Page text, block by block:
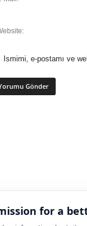
Ismimi, e-postamı ve